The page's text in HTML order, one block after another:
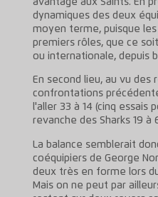
avantage aux Saints. En
dynamiques des deux
moyen terme, puisque
premiers rôles, que ce
ou internationale, depuis
En second lieu, au vu des
confrontations
l'aller 33 à 14 (cinq essais
revanche des Sharks 19 à
La balance semblerait
coéquipiers de George
deux très en forme lors
Mais on ne peut par